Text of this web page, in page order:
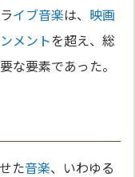
イブ音楽は、 映画
メントを超え、総
な要素であった。
た音楽、いわゆる